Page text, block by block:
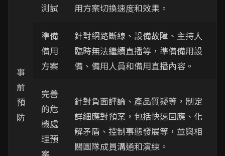
事
前
預
防
測試
用方案切換速度和效果。
準備
備用
方案
針對網路斷線、設備故障、主持人
臨時無法繼續直播等，準備備用設
備、備用人員和備用直播內容。
完善
的危
機處
理預
針對負面評論、產品質疑等，制定
詳細應對預案，包括快速回應、化
解矛盾、控制事態發展等，並與相
關團隊成員溝通和演練。